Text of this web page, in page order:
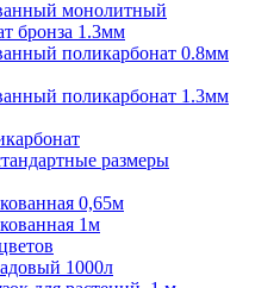
монолитный
бронза 1.3мм
поликарбонат 0.8мм
поликарбонат 1.3мм
размеры
0,65м
1м
1000л